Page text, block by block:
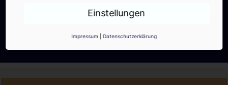
INSIDE-Newsletter erhalten.
Einstellungen
Impressum Datenschutzerklärung